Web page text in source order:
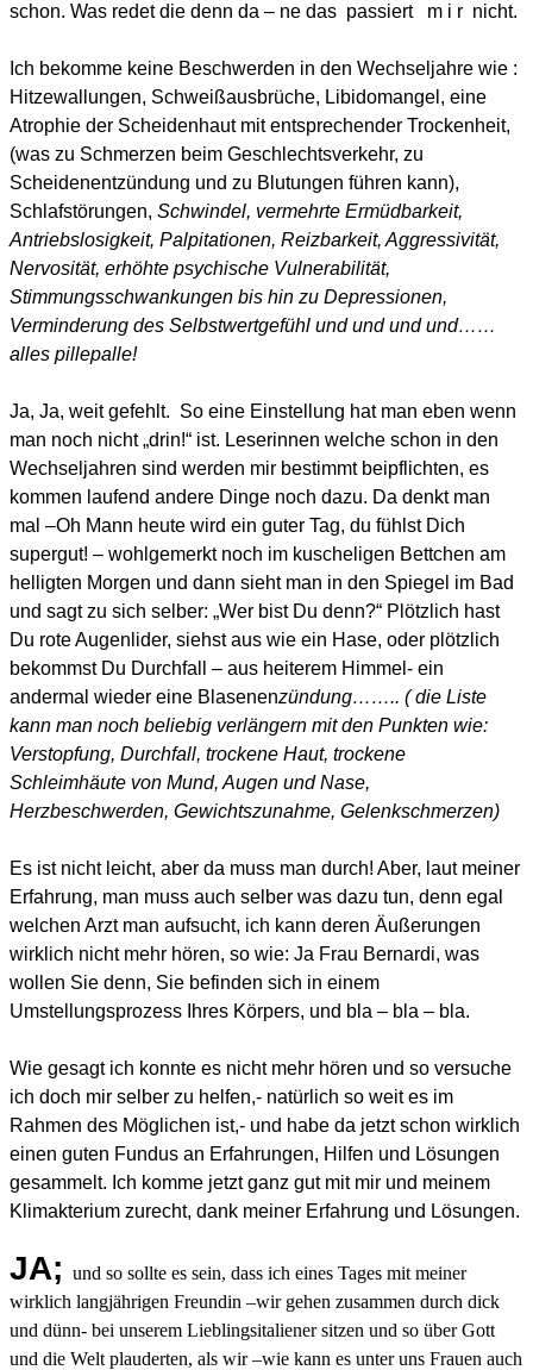
schon. Was redet die denn da – ne das passiert m i r nicht.
Ich bekomme keine Beschwerden in den Wechseljahre wie :
Hitzewallungen, Schweißausbrüche, Libidomangel, eine
Atrophie der Scheidenhaut mit entsprechender Trockenheit,
(was zu Schmerzen beim Geschlechtsverkehr, zu
Scheidenentzündung und zu Blutungen führen kann),
Schlafstörungen, Schwindel, vermehrte Ermüdbarkeit,
Antriebslosigkeit, Palpitationen, Reizbarkeit, Aggressivität,
Nervosität, erhöhte psychische Vulnerabilität,
Stimmungsschwankungen bis hin zu Depressionen,
Verminderung des Selbstwertgefühl und und und und……
alles pillepalle!
Ja, Ja, weit gefehlt. So eine Einstellung hat man eben wenn
man noch nicht „drin!“ ist. Leserinnen welche schon in den
Wechseljahren sind werden mir bestimmt beipflichten, es
kommen laufend andere Dinge noch dazu. Da denkt man
mal –Oh Mann heute wird ein guter Tag, du fühlst Dich
supergut! – wohlgemerkt noch im kuscheligen Bettchen am
helligten Morgen und dann sieht man in den Spiegel im Bad
und sagt zu sich selber: „Wer bist Du denn?“ Plötzlich hast
Du rote Augenlider, siehst aus wie ein Hase, oder plötzlich
bekommst Du Durchfall – aus heiterem Himmel- ein
andermal wieder eine Blasenenzündung…….. ( die Liste
kann man noch beliebig verlängern mit den Punkten wie:
Verstopfung, Durchfall, trockene Haut, trockene
Schleimhäute von Mund, Augen und Nase,
Herzbeschwerden, Gewichtszunahme, Gelenkschmerzen)
Es ist nicht leicht, aber da muss man durch! Aber, laut meiner
Erfahrung, man muss auch selber was dazu tun, denn egal
welchen Arzt man aufsucht, ich kann deren Äußerungen
wirklich nicht mehr hören, so wie: Ja Frau Bernardi, was
wollen Sie denn, Sie befinden sich in einem
Umstellungsprozess Ihres Körpers, und bla – bla – bla.
Wie gesagt ich konnte es nicht mehr hören und so versuche
ich doch mir selber zu helfen,- natürlich so weit es im
Rahmen des Möglichen ist,- und habe da jetzt schon wirklich
einen guten Fundus an Erfahrungen, Hilfen und Lösungen
gesammelt. Ich komme jetzt ganz gut mit mir und meinem
Klimakterium zurecht, dank meiner Erfahrung und Lösungen.
JA; und so sollte es sein, dass ich eines Tages mit meiner
wirklich langjährigen Freundin –wir gehen zusammen durch dick
und dünn- bei unserem Lieblingsitaliener sitzen und so über Gott
und die Welt plauderten, als wir –wie kann es unter uns Frauen auch